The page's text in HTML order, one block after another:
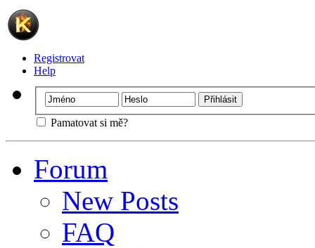
Registrovat
Help
Pamatovat si mě?
Forum
New Posts
FAQ